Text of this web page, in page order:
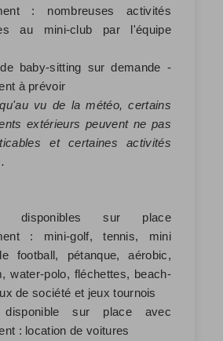
: nombreuses activités
au mini-club par l'équipe
baby-sitting sur demande -
à prévoir
vu de la météo, certains
extérieurs peuvent ne pas
et certaines activités
disponibles sur place
: mini-golf, tennis, mini
football, pétanque, aérobic,
water-polo, fléchettes, beach-
de société et jeux tournois
disponible sur place avec
: location de voitures